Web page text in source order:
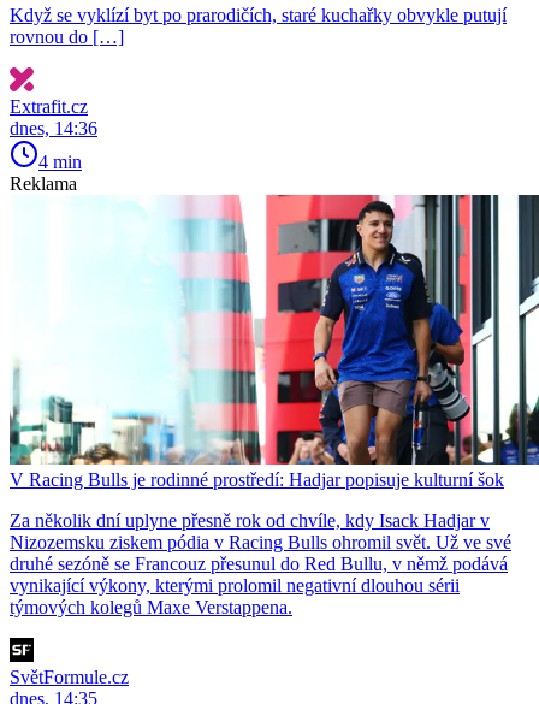
Když se vyklízí byt po prarodičích, staré kuchařky obvykle putují
rovnou do […]
Extrafit.cz
dnes, 14:36
4 min
Reklama
V Racing Bulls je rodinné prostředí: Hadjar popisuje kulturní šok
Za několik dní uplyne přesně rok od chvíle, kdy Isack Hadjar v
Nizozemsku ziskem pódia v Racing Bulls ohromil svět. Už ve své
druhé sezóně se Francouz přesunul do Red Bullu, v němž podává
vynikající výkony, kterými prolomil negativní dlouhou sérii
týmových kolegů Maxe Verstappena.
SvětFormule.cz
dnes, 14:35